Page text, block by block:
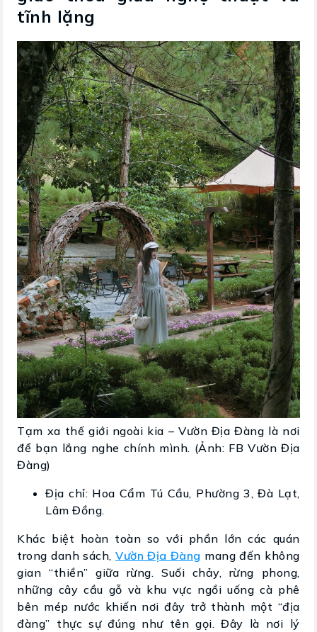
tĩnh lặng
Tạm xa thế giới ngoài kia – Vườn Địa Đàng là nơi
để bạn lắng nghe chính mình. (Ảnh: FB Vườn Địa
Đàng)
Địa chỉ: Hoa Cẩm Tú Cầu, Phường 3, Đà Lạt,
Lâm Đồng.
Khác biệt hoàn toàn so với phần lớn các quán
trong danh sách,Vườn Địa Đàng mang đến không
gian “thiền” giữa rừng. Suối chảy, rừng phong,
những cây cầu gỗ và khu vực ngồi uống cà phê
bên mép nước khiến nơi đây trở thành một “địa
đàng” thực sự đúng như tên gọi. Đây là nơi lý